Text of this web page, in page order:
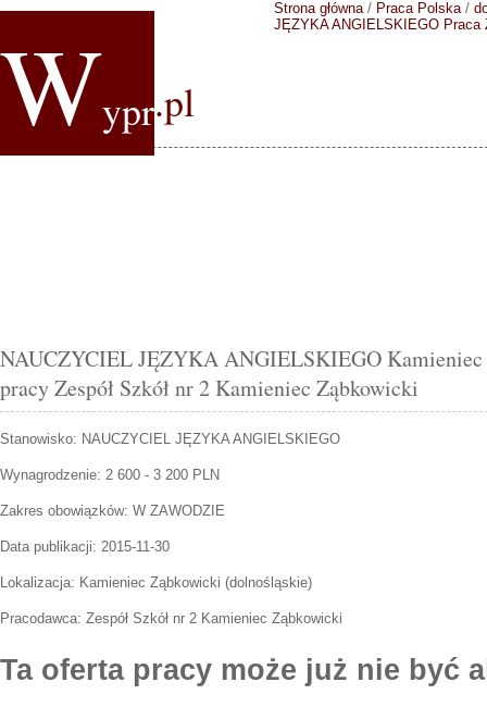
Wypr.pl
Strona główna/ Praca Polska/
JĘZYKA ANGIELSKIEGO Praca
NAUCZYCIEL JĘZYKA ANGIELSKIEGO
pracy Zespół Szkół nr 2 Kamieniec Ząbkowicki
Stanowisko: NAUCZYCIEL JĘZYKA ANGIELSKIEGO
Wynagrodzenie: 2 600 - 3 200 PLN
Zakres obowiązków: W ZAWODZIE
Data publikacji: 2015-11-30
Lokalizacja: Kamieniec Ząbkowicki (dolnośląskie)
Pracodawca: Zespół Szkół nr 2 Kamieniec Ząbkowicki
Ta oferta pracy może już nie być